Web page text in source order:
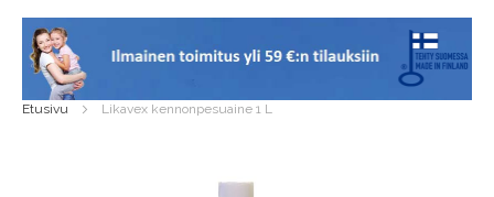
Etusivu Likavex kennonpesuaine 1 L